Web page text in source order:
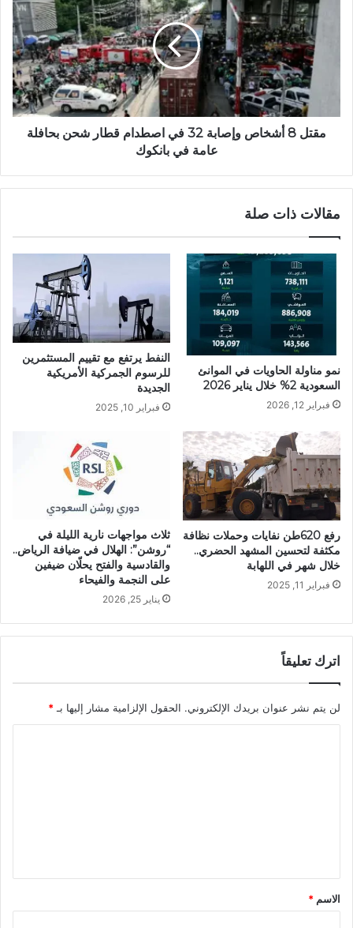
مقتل 8 أشخاص وإصابة 32 في اصطدام قطار شحن بحافلة
عامة في بانكوك
مقالات ذات صلة
نمو مناولة الحاويات في الموانئ
السعودية 2% خلال يناير 2026
فبراير 12, 2026
النفط يرتفع مع تقييم المستثمرين
للرسوم الجمركية الأمريكية
الجديدة
فبراير 10, 2025
رفع 620طن نفايات وحملات نظافة
مكثفة لتحسين المشهد الحضري..
خلال شهر في اللهابة
فبراير 11, 2025
ثلاث مواجهات نارية الليلة في
“روشن”: الهلال في ضيافة الرياض..
والقادسية والفتح يحلّان ضيفين
على النجمة والفيحاء
يناير 25, 2026
اترك تعليقاً
لن يتم نشر عنوان بريدك الإلكتروني. الحقول الإلزامية مشار إليها بـ *
ق
*
الاسم *